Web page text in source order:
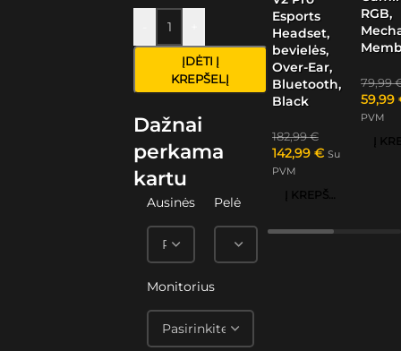
ĮDĖTI Į
KREPŠELĮ
Dažnai
perkama
kartu
Ausinės Pelė
Monitorius
Esports
Headset,
bevielės,
Over-Ear,
Bluetooth,
Black
182,99€
142,99 € Su
PVM
Į KREPŠELĮ
RGB,
79,99
59,99
PVM